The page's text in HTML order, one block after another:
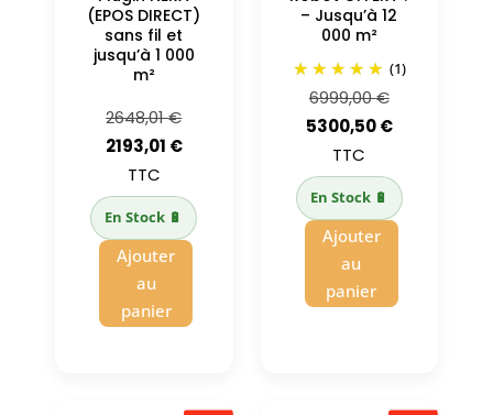
(EPOS DIRECT)
sans fil et
jusqu’à 1 000
m²
2648,01€Le
prix
était :
2648,01 €.
2193,01 €Le
actuel
est :
TTC
En Stock 🔋
Ajouter
au
panier
– Jusqu’à 12
000 m²
(1)
6999,00€Le
prix
était :
6999,00 €.
5300,50€Le
actuel
est :
TTC
En Stock 🔋
Ajouter
au
panier